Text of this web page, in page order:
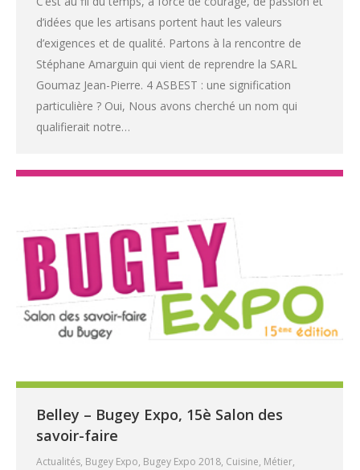
d’idées que les artisans portent haut les valeurs
d’exigences et de qualité. Partons à la rencontre de
Stéphane Amarguin qui vient de reprendre la SARL
Goumaz Jean-Pierre. 4 ASBEST : une signification
particulière ? Oui, Nous avons cherché un nom qui
qualifierait notre…
Belley – Bugey Expo, 15è Salon des
savoir-faire
Actualités, Bugey Expo, Bugey Expo 2018, Cuisine, Métier,